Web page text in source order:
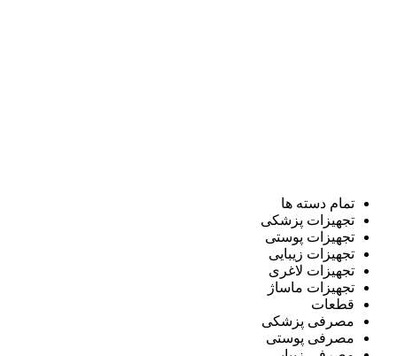
تمام دسته ها
تجهیزات پزشکی
تجهیزات پوستی
تجهیزات زیبایی
تجهیزات لاغری
تجهیزات ماساژ
قطعات
مصرفی پزشکی
مصرفی پوستی